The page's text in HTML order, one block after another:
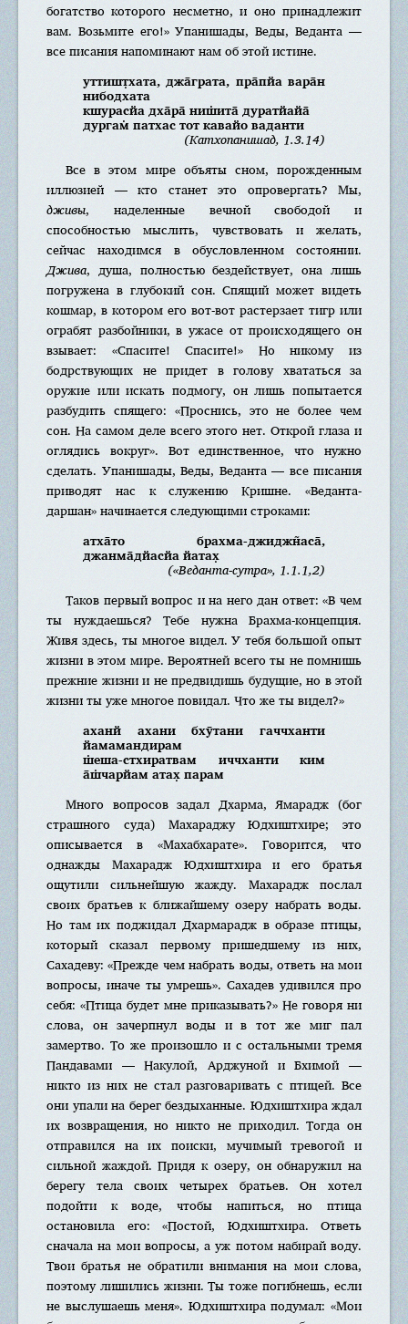
богатство которого несметно, и оно принадлежит
вам. Возьмите его!» Упанишады, Веды, Веданта —
все писания напоминают нам об этой истине.
уттишт̣хата, джа̄грата, пра̄пйа вара̄н
нибодхата
кшурасйа дха̄ра̄ ниш̇ита̄ дуратйайа̄
дургам̇ патхас тот кавайо ваданти
(Катхопанишад, 1.3.14)
Все в этом мире объяты сном, порожденным
иллюзией — кто станет это опровергать? Мы,
дживы, наделенные вечной свободой и
способностью мыслить, чувствовать и желать,
сейчас находимся в обусловленном состоянии.
Джива, душа, полностью бездействует, она лишь
погружена в глубокий сон. Спящий может видеть
кошмар, в котором его вот-вот растерзает тигр или
ограбят разбойники, в ужасе от происходящего он
взывает: «Спасите! Спасите!» Но никому из
бодрствующих не придет в голову хвататься за
оружие или искать подмогу, он лишь попытается
разбудить спящего: «Проснись, это не более чем
сон. На самом деле всего этого нет. Открой глаза и
оглядись вокруг». Вот единственное, что нужно
сделать. Упанишады, Веды, Веданта — все писания
приводят нас к служению Кришне. «Веданта-
даршан» начинается следующими строками:
атха̄то брахма-джиджн̃аса̄,
джанма̄дйасйа йатах̣
(«Веданта-сутра», 1.1.1,2)
Таков первый вопрос и на него дан ответ: «В чем
ты нуждаешься? Тебе нужна Брахма-концепция.
Живя здесь, ты многое видел. У тебя большой опыт
жизни в этом мире. Вероятней всего ты не помнишь
прежние жизни и не предвидишь будущие, но в этой
жизни ты уже многое повидал. Что же ты видел?»
аханй ахани бхӯтани гаччханти
йамамандирам
ш̇еша-стхиратвам иччханти ким
а̄ш̇чарйам атах̣ парам
Много вопросов задал Дхарма, Ямарадж (бог
страшного суда) Махараджу Юдхиштхире; это
описывается в «Махабхарате». Говорится, что
однажды Махарадж Юдхиштхира и его братья
ощутили сильнейшую жажду. Махарадж послал
своих братьев к ближайшему озеру набрать воды.
Но там их поджидал Дхармарадж в образе птицы,
который сказал первому пришедшему из них,
Сахадеву: «Прежде чем набрать воды, ответь на мои
вопросы, иначе ты умрешь». Сахадев удивился про
себя: «Птица будет мне приказывать?» Не говоря ни
слова, он зачерпнул воды и в тот же миг пал
замертво. То же произошло и с остальными тремя
Пандавами — Накулой, Арджуной и Бхимой —
никто из них не стал разговаривать с птицей. Все
они упали на берег бездыханные. Юдхиштхира ждал
их возвращения, но никто не приходил. Тогда он
отправился на их поиски, мучимый тревогой и
сильной жаждой. Придя к озеру, он обнаружил на
берегу тела своих четырех братьев. Он хотел
подойти к воде, чтобы напиться, но птица
остановила его: «Постой, Юдхиштхира. Ответь
сначала на мои вопросы, а уж потом набирай воду.
Твои братья не обратили внимания на мои слова,
поэтому лишились жизни. Ты тоже погибнешь, если
не выслушаешь меня». Юдхиштхира подумал: «Мои